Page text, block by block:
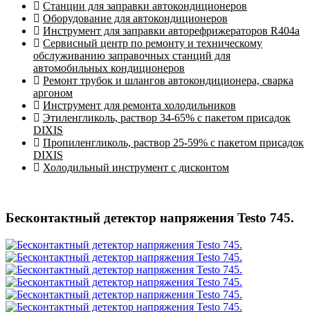
Станции для заправки автокондиционеров
Оборудование для автокондиционеров
Инструмент для заправки авторефрижераторов R404a
Сервисный центр по ремонту и техническому
обслуживанию заправочных станций для
автомобильных кондиционеров
Ремонт трубок и шлангов автокондиционера, сварка
аргоном
Инструмент для ремонта холодильников
Этиленгликоль, раствор 34-65% с пакетом присадок
DIXIS
Пропиленгликоль, раствор 25-59% с пакетом присадок
DIXIS
Холодильный инструмент с дисконтом
Бесконтактный детектор напряжения Testo 745.